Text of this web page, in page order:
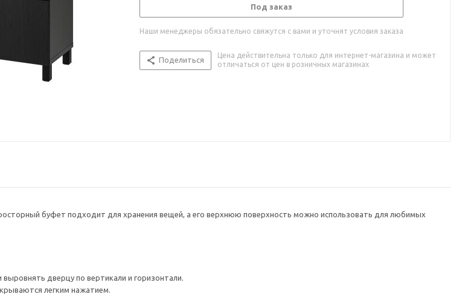
Под заказ
Наши менеджеры обязательно свяжутся с вами и уточнят условия заказа
Поделиться
Цена действительна только для интернет-магазина и может
отличаться от цен в розничных магазинах
буфет подходит для хранения вещей, а его верхнюю поверхность можно использовать для любимых
дверцу по вертикали и горизонтали.
легким нажатием.